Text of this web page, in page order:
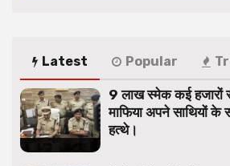
Latest Popular
9 लाख स्मेक कई हजारों
माफिया अपने साथियों के
हत्थे।